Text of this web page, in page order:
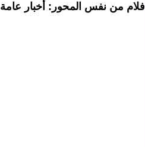
افلام من نفس المحور: أخبار عامة